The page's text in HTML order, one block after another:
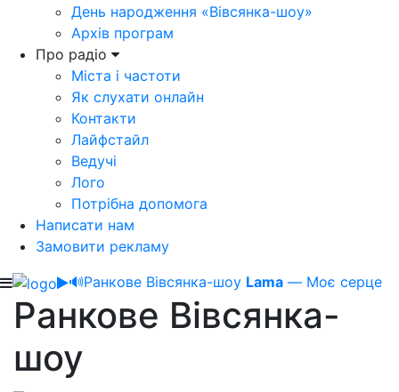
День народження «Вівсянка-шоу»
Архів програм
Про радіо
Міста і частоти
Як слухати онлайн
Контакти
Лайфстайл
Ведучі
Лого
Потрібна допомога
Написати нам
Замовити рекламу
🔊Ранкове Вівсянка-шоу Lama — Моє cерце
Ранкове Вівсянка-
шоу